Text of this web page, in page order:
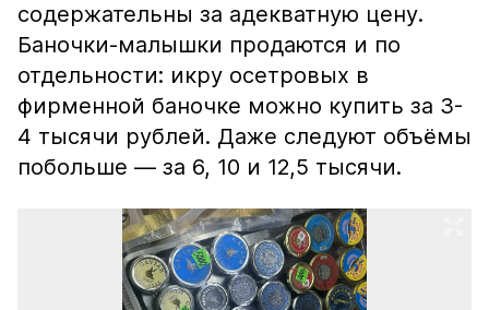
содержательны за адекватную цену.
Баночки-малышки продаются и по
отдельности: икру осетровых в
фирменной баночке можно купить за 3-
4 тысячи рублей. Даже следуют объёмы
побольше — за 6, 10 и 12,5 тысячи.